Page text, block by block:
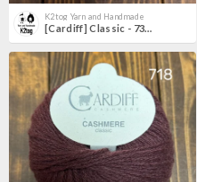
K2tog Yarn and Handmade
[Cardiff] Classic - 732 (Capo Nord)